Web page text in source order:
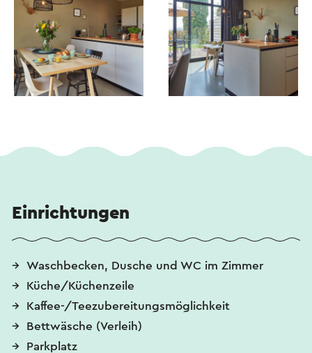
Einrichtungen
Waschbecken, Dusche und WC im Zimmer
Küche/Küchenzeile
Kaffee-/Teezubereitungsmöglichkeit
Bettwäsche (Verleih)
Parkplatz